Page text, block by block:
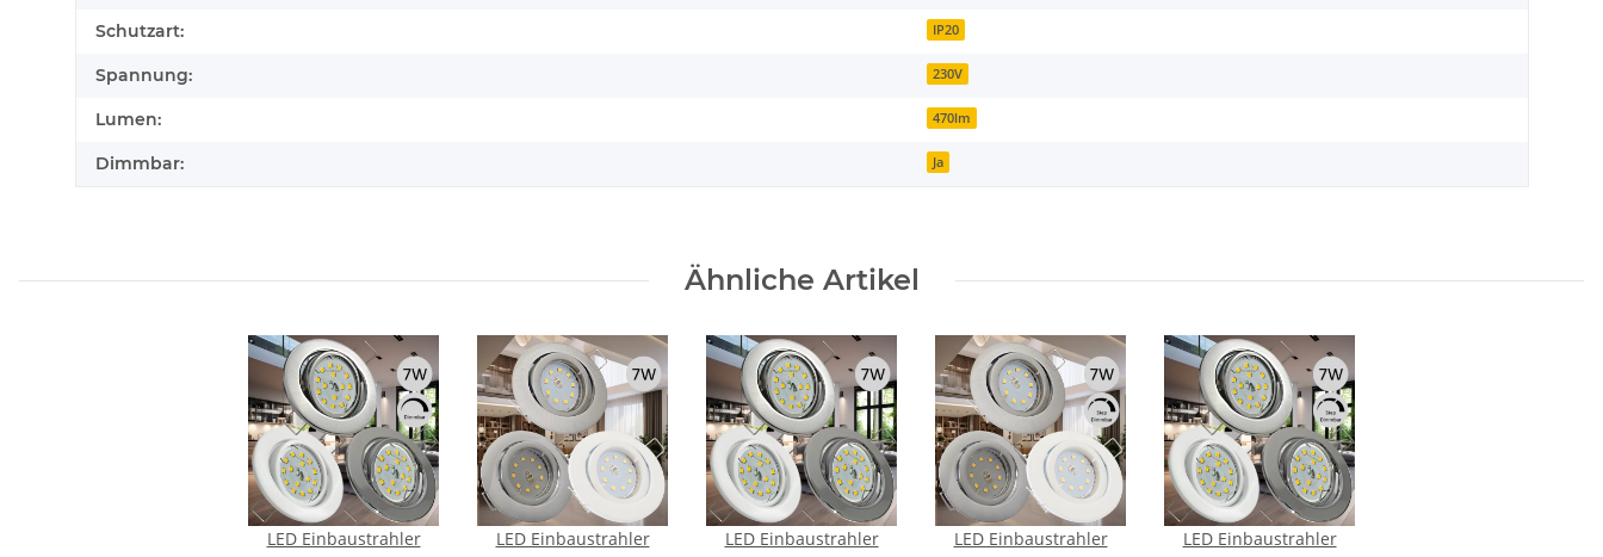
Schutzart: IP20
Spannung: 230V
Lumen: 470lm
Dimmbar: Ja
Ähnliche Artikel
LED Einbaustrahler
LED Einbaustrahler
LED Einbaustrahler
LED Einbaustrahler
LED Einbaustrahler